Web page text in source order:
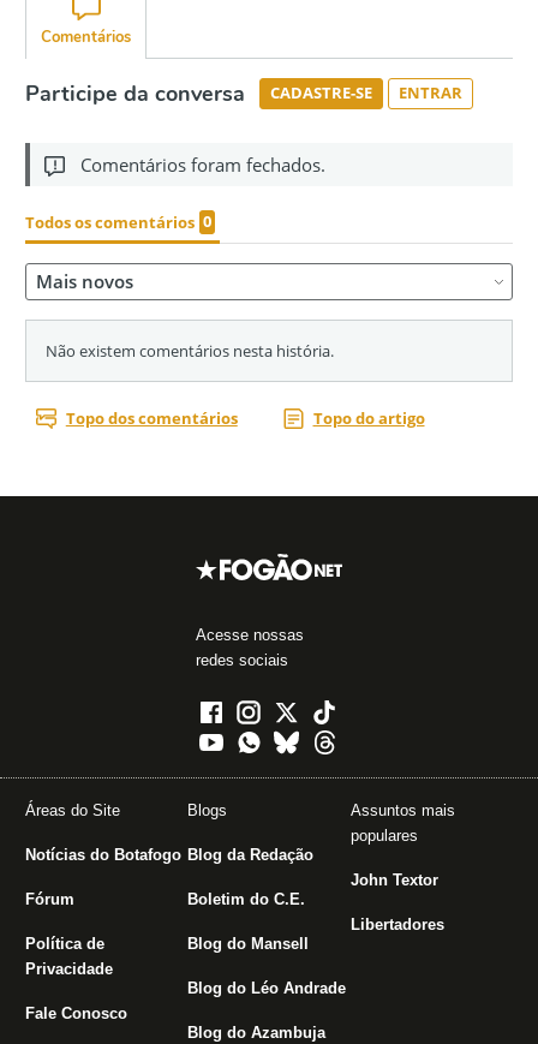
Acesse nossas
redes sociais
Áreas do Site
Notícias do Botafogo
Fórum
Política de
Privacidade
Fale Conosco
Blogs
Blog da Redação
Boletim do C.E.
Blog do Mansell
Blog do Léo Andrade
Blog do Azambuja
Assuntos mais
populares
John Textor
Libertadores